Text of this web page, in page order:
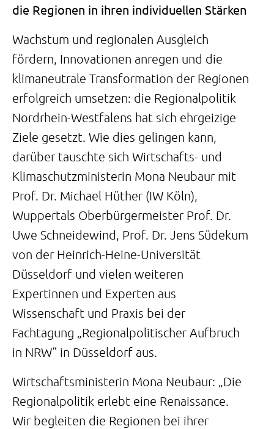
die Regionen in ihren individuellen Stärken
Wachstum und regionalen Ausgleich
fördern, Innovationen anregen und die
klimaneutrale Transformation der Regionen
erfolgreich umsetzen: die Regionalpolitik
Nordrhein-Westfalens hat sich ehrgeizige
Ziele gesetzt. Wie dies gelingen kann,
darüber tauschte sich Wirtschafts- und
Klimaschutzministerin Mona Neubaur mit
Prof. Dr. Michael Hüther (IW Köln),
Wuppertals Oberbürgermeister Prof. Dr.
Uwe Schneidewind, Prof. Dr. Jens Südekum
von der Heinrich-Heine-Universität
Düsseldorf und vielen weiteren
Expertinnen und Experten aus
Wissenschaft und Praxis bei der
Fachtagung „Regionalpolitischer Aufbruch
in NRW“ in Düsseldorf aus.
Wirtschaftsministerin Mona Neubaur: „Die
Regionalpolitik erlebt eine Renaissance.
Wir begleiten die Regionen bei ihrer